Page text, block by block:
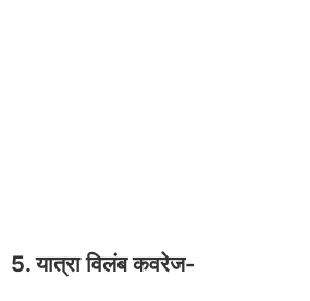
5. यात्रा विलंब कवरेज-